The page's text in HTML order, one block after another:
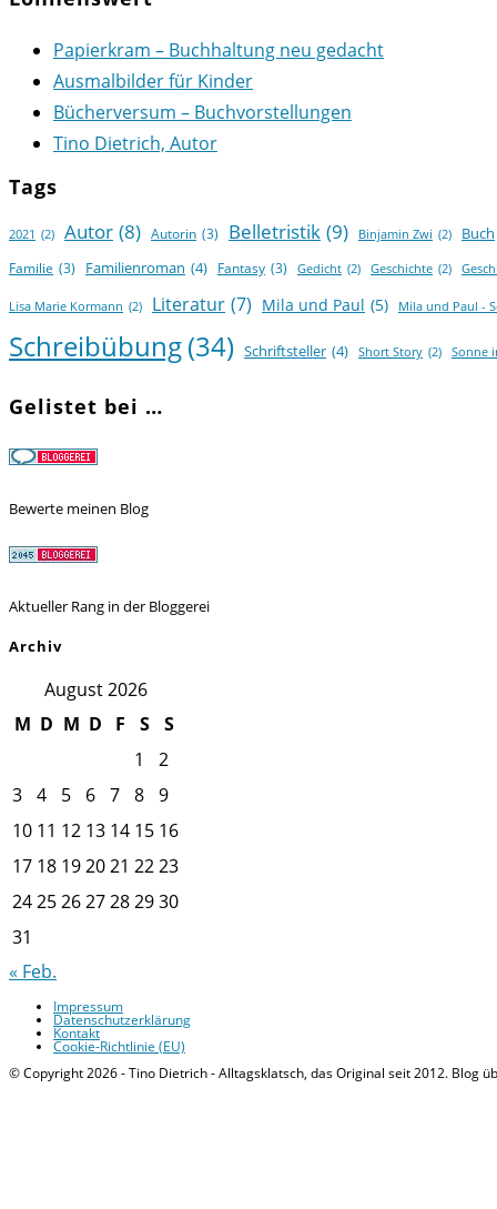
Papierkram – Buchhaltung neu gedacht
Ausmalbilder für Kinder
Bücherversum – Buchvorstellungen
Tino Dietrich, Autor
Tags
2021 (2) Autor (8) Autorin (3) Belletristik (9) Binjamin Zwi (2) Buch
Familie (3) Familienroman (4) Fantasy (3) Gedicht (2) Geschichte (2)
Lisa Marie Kormann (2) Literatur (7) Mila und Paul (5) Mila und Paul -
Schreibübung(34) Schriftsteller (4) Short Story (2) Sonne
Gelistet bei …
Bewerte meinen Blog
Aktueller Rang in der Bloggerei
Archiv
August 2026
M D M D F S
S
1
2
3 4 5 6 7 8 9
10 11 12 13 14 15 16
17 18 192021 2223
24252627282930
31
« Feb.
Impressum
Datenschutzerklärung
Kontakt
Cookie-Richtlinie (EU)
© Copyright 2026 - Tino Dietrich - Alltagsklatsch, das Original seit 2012. Blog